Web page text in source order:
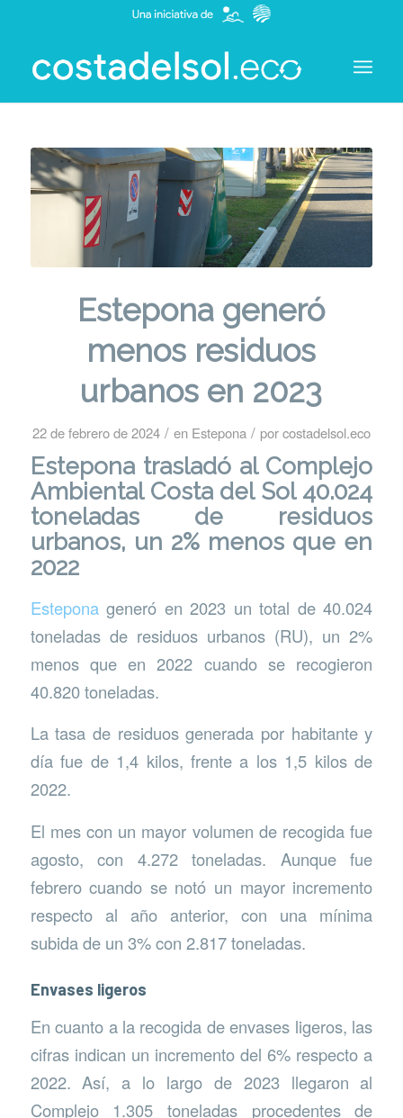
Estepona generó
menos residuos
urbanos en 2023
22 de febrero de 2024 / en Estepona / porcostadelsol.eco
Estepona trasladó al Complejo
Ambiental Costa del Sol40.024
toneladas de residuos
urbanos, un 2% menos que en
2022
Esteponageneró en 2023 un total de 40.024
toneladas de residuos urbanos (RU), un 2%
menos que en 2022 cuando se recogieron
40.820 toneladas.
La tasa de residuos generada por habitante y
día fue de 1,4 kilos, frente a los 1,5 kilos de
2022.
El mes con un mayor volumen de recogida fue
agosto, con 4.272 toneladas. Aunque fue
febrero cuando se notó un mayor incremento
respecto al año anterior, con una mínima
subida de un 3% con 2.817 toneladas.
Envases ligeros
En cuanto a la recogida de envases ligeros, las
cifras indican un incremento del 6% respecto a
2022. Así, a lo largo de 2023 llegaron al
Complejo 1.305 toneladas procedentes de